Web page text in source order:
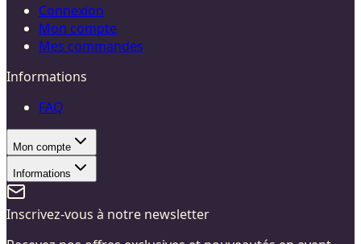
Connexion
Mon compte
Mes commandes
Informations
FAQ
Mon compte
Informations
Inscrivez-vous à notre newsletter